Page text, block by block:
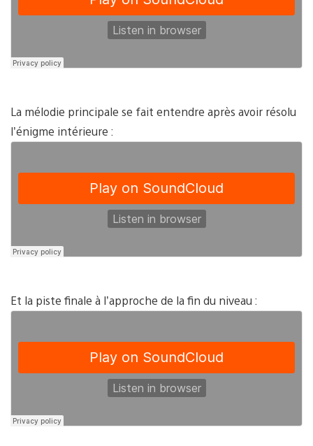
La mélodie principale se fait entendre après avoir résolu
l’énigme intérieure :
Et la piste finale à l’approche de la fin du niveau :